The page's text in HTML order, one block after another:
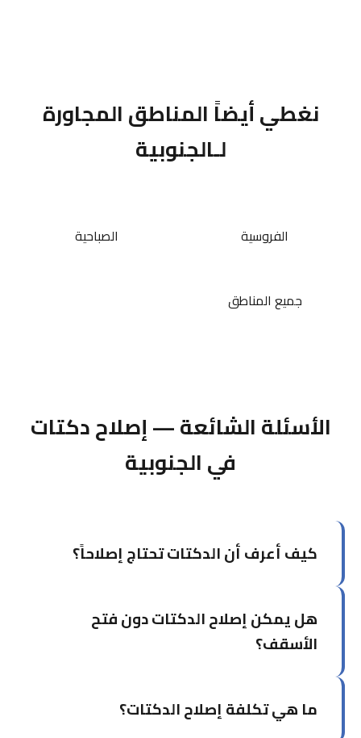
نغطي أيضاً المناطق المجاورة
لـالجنوبية
الفروسية الصباحية
جميع المناطق
الأسئلة الشائعة — إصلاح دكتات
في الجنوبية
كيف أعرف أن الدكتات تحتاج إصلاحاً؟
فاتورة الكهرباء دون سبب، ظهور أتربة مفرطة، أو
سماع صفير عند تشغيل التكييف.
هل يمكن إصلاح الدكتات دون فتح
الأسقف؟
خلال فتحات الصيانة دون الحاجة لفتح الأسقف أو
ما هي تكلفة إصلاح الدكتات؟